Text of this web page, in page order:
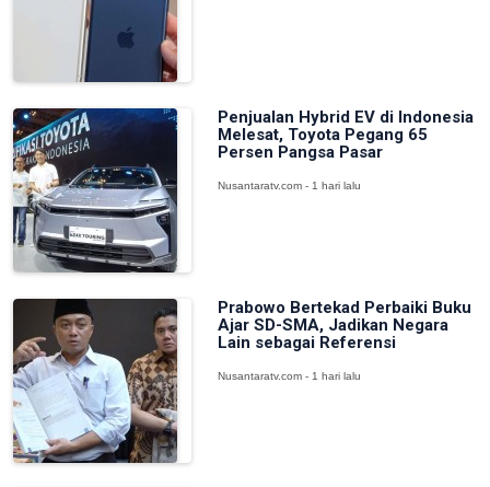
Penjualan Hybrid EV di Indonesia
Melesat, Toyota Pegang 65
Persen Pangsa Pasar
Nusantaratv.com - 1 hari lalu
Prabowo Bertekad Perbaiki Buku
Ajar SD-SMA, Jadikan Negara
Lain sebagai Referensi
Nusantaratv.com - 1 hari lalu